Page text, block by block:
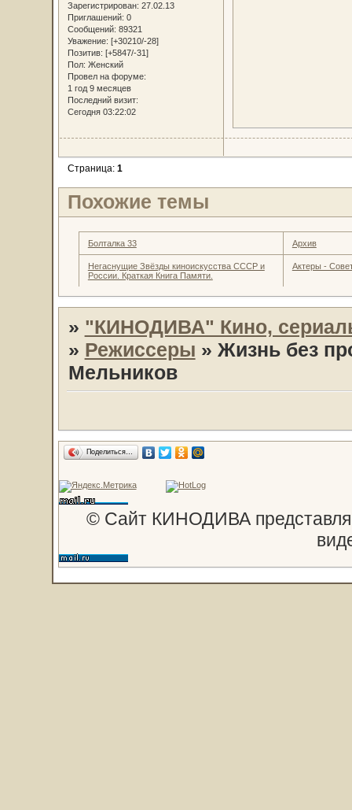
Зарегистрирован: 27.02.13
Приглашений: 0
Сообщений: 89321
Уважение: [+30210/-28]
Позитив: [+5847/-31]
Пол: Женский
Провел на форуме:
1 год 9 месяцев
Последний визит:
Сегодня 03:22:02
Страница: 1
Похожие темы
Болталка 33 Архив
Негаснущие Звёзды киноискусства СССР и
России. Краткая Книга Памяти.
Актеры -
» "КИНОДИВА" Кино,
» Режиссеры » Жизнь без
Мельников
Поделиться…
© Сайт КИНОДИВА